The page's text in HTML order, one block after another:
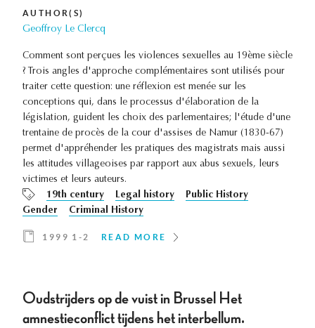
AUTHOR(S)
Geoffroy Le Clercq
Comment sont perçues les violences sexuelles au 19ème siècle
? Trois angles d'approche complémentaires sont utilisés pour
traiter cette question: une réflexion est menée sur les
conceptions qui, dans le processus d'élaboration de la
législation, guident les choix des parlementaires; l'étude d'une
trentaine de procès de la cour d'assises de Namur (1830-67)
permet d'appréhender les pratiques des magistrats mais aussi
les attitudes villageoises par rapport aux abus sexuels, leurs
victimes et leurs auteurs.
19th century
Legal history
Public History
Gender
Criminal History
1999 1-2 READ MORE
Oudstrijders op de vuist in Brussel Het
amnestieconflict tijdens het interbellum.